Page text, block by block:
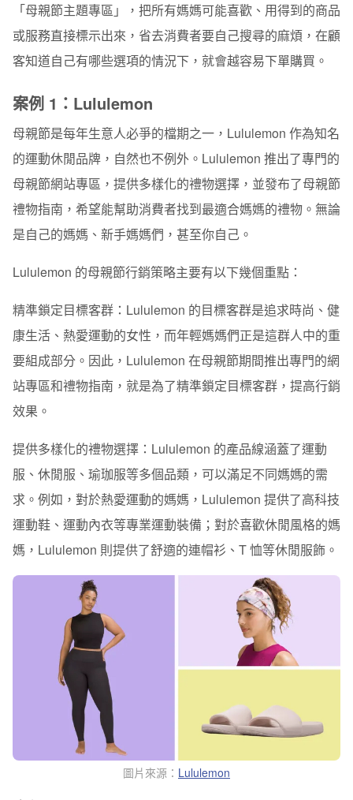
「母親節主題專區」，把所有媽媽可能喜歡、用得到的商品
或服務直接標示出來，省去消費者要自己搜尋的麻煩，在顧
客知道自己有哪些選項的情況下，就會越容易下單購買。
案例 1：Lululemon
母親節是每年生意人必爭的檔期之一，Lululemon 作為知名
的運動休閒品牌，自然也不例外。Lululemon 推出了專門的
母親節網站專區，提供多樣化的禮物選擇，並發布了母親節
禮物指南，希望能幫助消費者找到最適合媽媽的禮物。無論
是自己的媽​​媽、新手媽媽們，甚至你自己。
Lululemon 的母親節行銷策略主要有以下幾個重點：
精準鎖定目標客群： Lululemon 的目標客群是追求時尚、健
康生活、熱愛運動的女性，而年輕媽媽們正是這群人中的重
要組成部分。因此，Lululemon 在母親節期間推出專門的網
站專區和禮物指南，就是為了精準鎖定目標客群，提高行銷
效果。
提供多樣化的禮物選擇： Lululemon 的產品線涵蓋了運動
服、休閒服、瑜珈服等多個品類，可以滿足不同媽媽的需
求。例如，對於熱愛運動的媽媽，Lululemon 提供了高科技
運動鞋、運動內衣等專業運動裝備；對於喜歡休閒風格的媽
媽，Lululemon 則提供了舒適的連帽衫、T 恤等休閒服飾。
圖片來源： Lululemon